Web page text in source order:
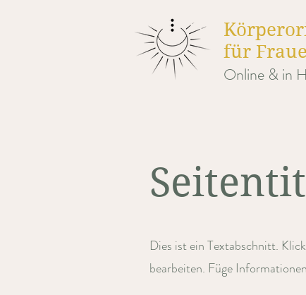
für
Online & in
Dies ist ein Textabschnitt.
bearbeiten. Füge